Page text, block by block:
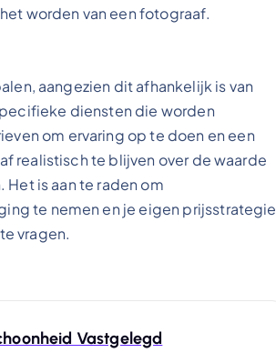
worden van een fotograaf.
aangezien dit afhankelijk is van
diensten die worden
om ervaring op te doen en een
realistisch te blijven over de waarde
is aan te raden om
te nemen en je eigen prijsstrategie
vragen.
Vastgelegd